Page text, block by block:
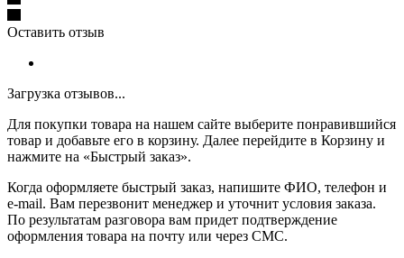
Оставить отзыв
Загрузка отзывов...
Для покупки товара на нашем сайте выберите понравившийся
товар и добавьте его в корзину. Далее перейдите в Корзину и
нажмите на «Быстрый заказ».
Когда оформляете быстрый заказ, напишите ФИО, телефон и
e-mail. Вам перезвонит менеджер и уточнит условия заказа.
По результатам разговора вам придет подтверждение
оформления товара на почту или через СМС.